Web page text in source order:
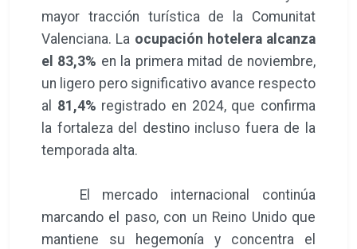
mayor tracción turística de la Comunitat
Valenciana. La ocupación hotelera alcanza
el 83,3% en la primera mitad de noviembre,
un ligero pero significativo avance respecto
al 81,4% registrado en 2024, que confirma
la fortaleza del destino incluso fuera de la
temporada alta.
El mercado internacional continúa
marcando el paso, con un Reino Unido que
mantiene su hegemonía y concentra el